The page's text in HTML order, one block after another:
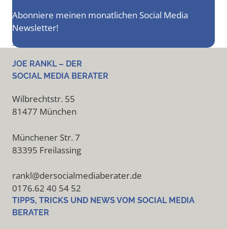
Abonniere meinen monatlichen Social Media
Newsletter!
Newsletter bestellen
JOE RANKL – DER
SOCIAL MEDIA BERATER
Wilbrechtstr. 55
81477 München
Münchener Str. 7
83395 Freilassing
rankl@dersocialmediaberater.de
0176.62 40 54 52
TIPPS, TRICKS UND NEWS VOM SOCIAL MEDIA
BERATER